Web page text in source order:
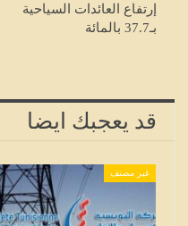
إرتفاع العائدات السياحية
بـ37.7 بالمائة
قد يعجبك ايضا
غير مصنف